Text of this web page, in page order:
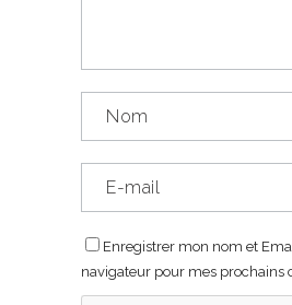
Enregistrer mon nom et
navigateur pour mes prochains